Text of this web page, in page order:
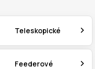
Teleskopické
Feederové